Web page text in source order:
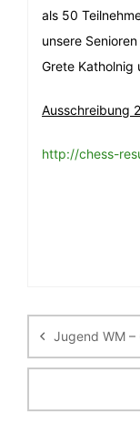
als 50
unsere
Grete Katholnig
Ausschreibung
http://chess-
Jugend WM